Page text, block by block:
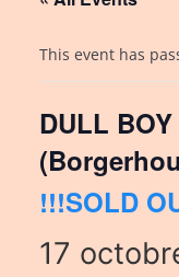
This event has
DULL
!!!SOLD
17